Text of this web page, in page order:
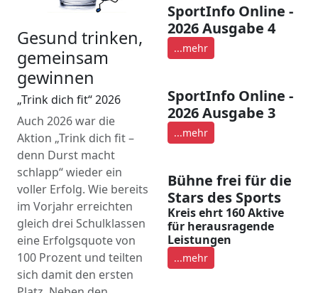
Gesund trinken,
gemeinsam
gewinnen
„Trink dich fit“ 2026
Auch 2026 war die
Aktion „Trink dich fit –
denn Durst macht
schlapp“ wieder ein
voller Erfolg. Wie bereits
im Vorjahr erreichten
gleich drei Schulklassen
eine Erfolgsquote von
100 Prozent und teilten
sich damit den ersten
SportInfo Online -
2026 Ausgabe 4
...mehr
SportInfo Online -
2026 Ausgabe 3
...mehr
Bühne frei für die
Stars des Sports
Kreis ehrt 160 Aktive
für herausragende
Leistungen
...mehr